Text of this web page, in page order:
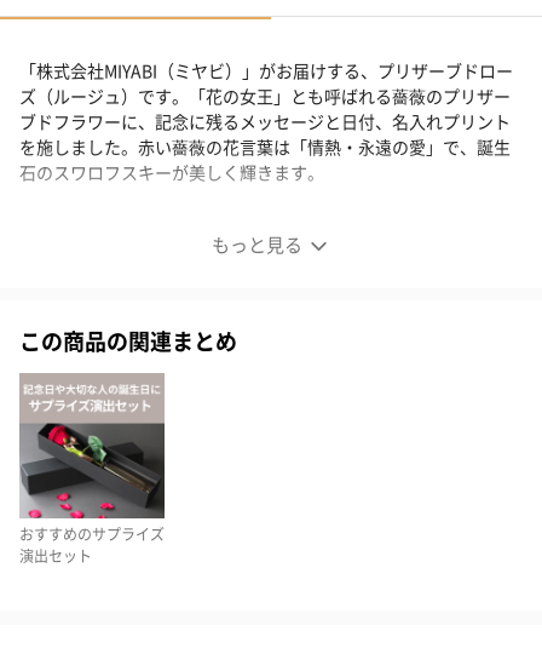
もっと見る
「株式会社MIYABI（ミヤビ）」がお届けする、プリザーブドロー
ズ（ルージュ）です。「花の女王」とも呼ばれる薔薇のプリザー
ブドフラワーに、記念に残るメッセージと日付、名入れプリント
を施しました。赤い薔薇の花言葉は「情熱・永遠の愛」で、誕生
石のスワロフスキーが美しく輝きます。
スワロフスキーが煌めくプリザーブドフラワーレッドロー
お祝いの定番である真っ赤な薔薇のプリザーブドフラワーに、記
念に残るメッセージと日付、特別感のある名入れプリントを施し
ました。一輪の赤いバラ は「花の女王」とも呼ばれ、愛と美の象
徴となっています。愛の告白や、お祝いのシーンでは欠かせない
立役者です。
プリザーブドフラワーとは？
この商品の関連まとめ
おすすめのサプライズ
演出セット